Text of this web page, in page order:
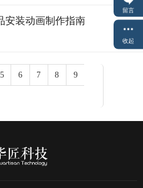
安装动画制作指南
5 6 7 8 9
留言
收起